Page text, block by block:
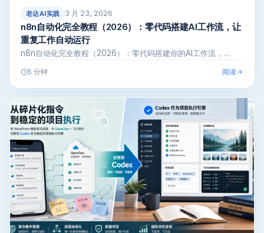
老达AI实践 3 月 23, 2026
n8n自动化完全教程（2026）：零代码搭建AI工作流，让
重复工作自动运行
n8n自动化完全教程（2026）：零代码搭建你的AI工作流，…
5 分钟 阅读